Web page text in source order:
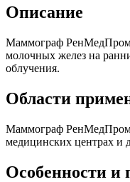
Описание
Маммограф РенМедПром
молочных желез на
облучения.
Области
Маммограф РенМедПром
медицинских центрах и
Особенности и